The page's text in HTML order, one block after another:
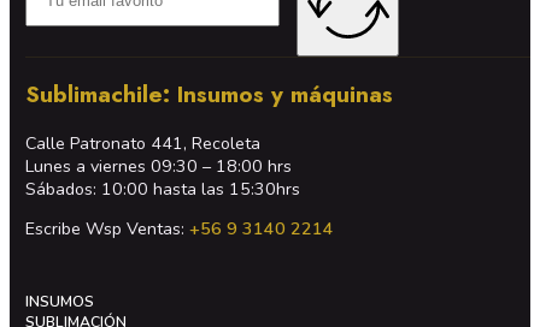
Sublimachile: Insumos y máquinas
Calle Patronato 441, Recoleta
Lunes a viernes 09:30 – 18:00 hrs
Sábados: 10:00 hasta las 15:30hrs
Escribe Wsp Ventas:+56 9 3140 2214
INSUMOS
SUBLIMACIÓN